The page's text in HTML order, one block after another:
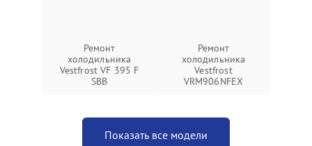
Ремонт
холодильника
Vestfrost VF 395 F
SBB
Ремонт
холодильника
Vestfrost
VRM906NFEX
Показать все модели